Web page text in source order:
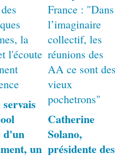
d'un
un
Catherine
Solano,
présidente des